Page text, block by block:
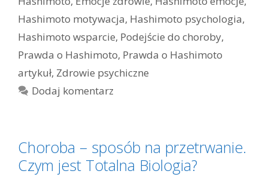
Hashimoto motywacja, Hashimoto psychologia,
Hashimoto wsparcie, Podejście do choroby,
Prawda o Hashimoto, Prawda o Hashimoto
artykuł, Zdrowie psychiczne
Dodaj komentarz
Choroba – sposób na przetrwanie.
Czym jest Totalna Biologia?